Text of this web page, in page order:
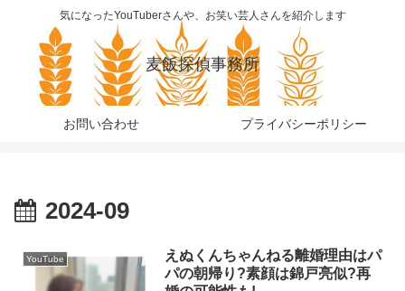
気になったYouTuberさんや、お笑い芸人さんを紹介します
麦飯探偵事務所
お問い合わせ プライバシーポリシー
2024-09
YouTube
えぬくんちゃんねる離婚理由はパ
パの朝帰り?素顔は錦戸亮似?再